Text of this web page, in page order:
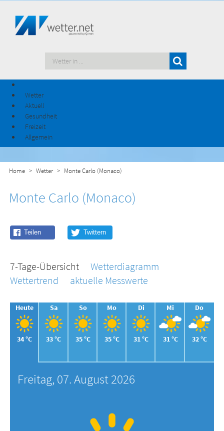
Wetter
Aktuell
Gesundheit
Freizeit
Allgemein
Home Wetter Monte Carlo (Monaco)
Monte Carlo (Monaco)
7-Tage-Übersicht
Wetterdiagramm
Wettertrend
aktuelle Messwerte
Heute
34 °C
Sa
33 °C
So
35 °C
Mo
35 °C
Di
31 °C
Mi
31 °C
Do
32 °C
Freitag, 07. August 2026